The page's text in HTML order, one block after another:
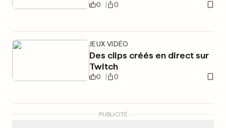
0 0
JEUX VIDÉO
Des clips créés en direct sur
Twitch
0 0
PUBLICITÉ